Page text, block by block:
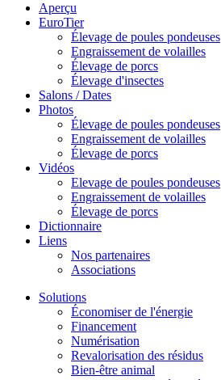
Aperçu
EuroTier
Élevage de poules pondeuses
Engraissement de volailles
Élevage de porcs
Élevage d'insectes
Salons / Dates
Photos
Élevage de poules pondeuses
Engraissement de volailles
Élevage de porcs
Vidéos
Elevage de poules pondeuses
Engraissement de volailles
Élevage de porcs
Dictionnaire
Liens
Nos partenaires
Associations
Solutions
Économiser de l'énergie
Financement
Numérisation
Revalorisation des résidus
Bien-être animal